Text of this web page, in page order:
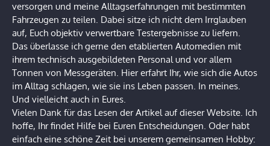
versorgen und meine Alltagserfahrungen mit bestimmten
Fahrzeugen zu teilen. Dabei sitze ich nicht dem Irrglauben
auf, Euch objektiv verwertbare Testergebnisse zu liefern.
Das überlasse ich gerne den etablierten Automedien mit
ihrem technisch ausgebildeten Personal und vor allem
Tonnen von Messgeräten. Hier erfahrt Ihr, wie sich die Autos
im Alltag schlagen, wie sie ins Leben passen. In meines.
Und vielleicht auch in Eures.
Vielen Dank für das Lesen der Artikel auf dieser Website. Ich
hoffe, Ihr findet Hilfe bei Euren Entscheidungen. Oder habt
einfach eine schöne Zeit bei unserem gemeinsamen Hobby: